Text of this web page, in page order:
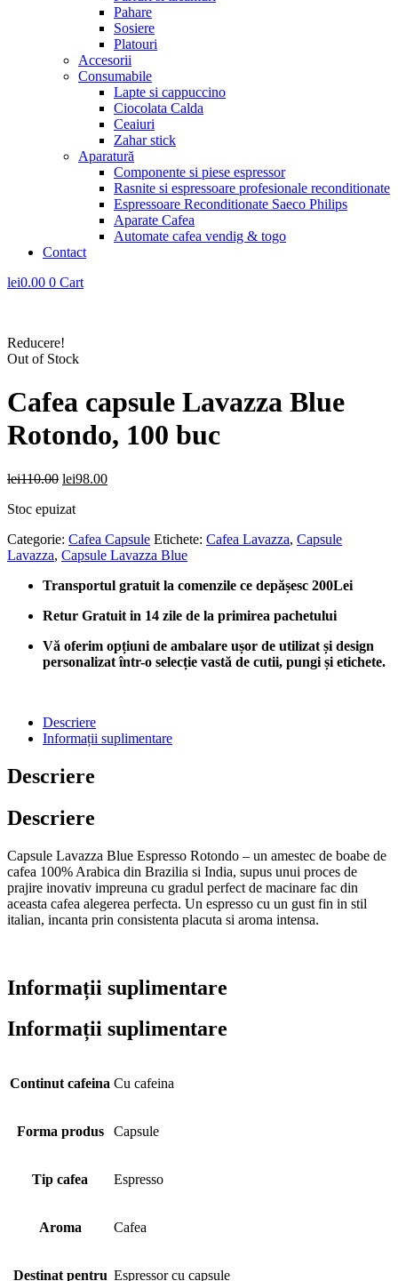
Pahare
Sosiere
Platouri
Accesorii
Consumabile
Lapte si cappuccino
Ciocolata Calda
Ceaiuri
Zahar stick
Aparatură
Componente si piese espressor
Rasnite si espressoare profesionale reconditionate
Espressoare Reconditionate Saeco Philips
Aparate Cafea
Automate cafea vendig & togo
Contact
lei0.00 0 Cart
Reducere!
Out of Stock
Cafea capsule Lavazza Blue
Rotondo, 100 buc
lei110.00 Prețul
a
lei110.00.
lei98.00Prețul
Stoc epuizat
Categorie: Cafea Capsule Etichete: Cafea Lavazza, Capsule
Lavazza, Capsule Lavazza Blue
Transportul gratuit la comenzile ce depășesc 200Lei
Retur Gratuit in 14 zile de la primirea pachetului
Vă oferim opțiuni de ambalare ușor de utilizat și design
personalizat într-o selecție vastă de cutii, pungi și etichete.
Descriere
Informații suplimentare
Descriere
Descriere
Capsule Lavazza Blue Espresso Rotondo – un amestec de boabe de
cafea 100% Arabica din Brazilia si India, supus unui proces de
prajire inovativ impreuna cu gradul perfect de macinare fac din
aceasta cafea alegerea perfecta. Un espresso cu un gust fin in stil
italian, incanta prin consistenta placuta si aroma intensa.
Informații suplimentare
Informații suplimentare
Continut cafeina Cu cafeina
Forma produs Capsule
Tip cafea Espresso
Aroma Cafea
Destinat pentru Espressor cu capsule